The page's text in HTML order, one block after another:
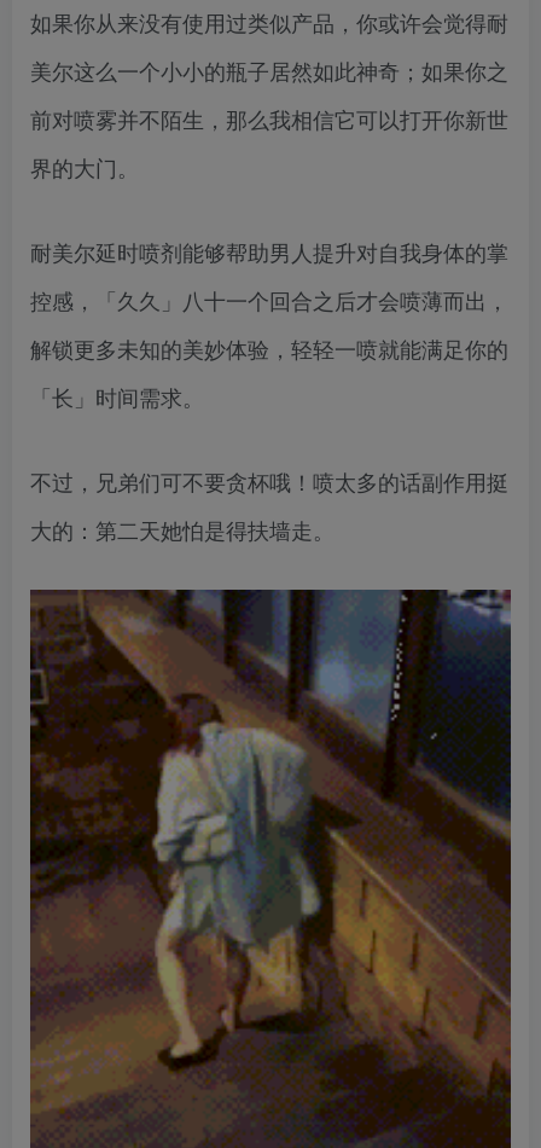
如果你从来没有使用过类似产品，你或许会觉得耐
美尔这么一个小小的瓶子居然如此神奇；如果你之
前对喷雾并不陌生，那么我相信它可以打开你新世
界的大门。
耐美尔延时喷剂能够帮助男人提升对自我身体的掌
控感，「久久」八十一个回合之后才会喷薄而出，
解锁更多未知的美妙体验，轻轻一喷就能满足你的
「长」时间需求。
不过，兄弟们可不要贪杯哦！喷太多的话副作用挺
大的：第二天她怕是得扶墙走。